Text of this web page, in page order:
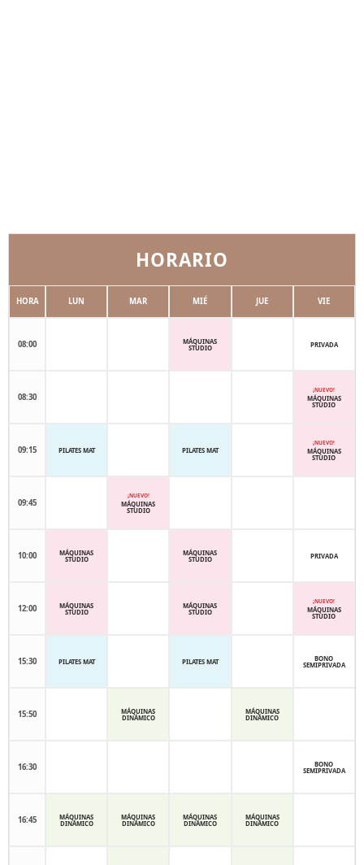
HORARIO
HORA LUN MAR MIÉ JUE VIE
08:00
MÁQUINAS
STUDIO
PRIVADA
08:30
¡NUEVO!
MÁQUINAS
STUDIO
09:15 PILATES MAT PILATES MAT
¡NUEVO!
MÁQUINAS
STUDIO
09:45
¡NUEVO!
MÁQUINAS
STUDIO
10:00
MÁQUINAS
STUDIO
MÁQUINAS
STUDIO
PRIVADA
12:00
MÁQUINAS
STUDIO
MÁQUINAS
STUDIO
¡NUEVO!
MÁQUINAS
STUDIO
15:30 PILATES MAT PILATES MAT
BONO
SEMIPRIVADA
15:50
MÁQUINAS
DINÁMICO
MÁQUINAS
DINÁMICO
16:30
BONO
SEMIPRIVADA
16:45
MÁQUINAS
DINÁMICO
MÁQUINAS
DINÁMICO
MÁQUINAS
DINÁMICO
MÁQUINAS
DINÁMICO